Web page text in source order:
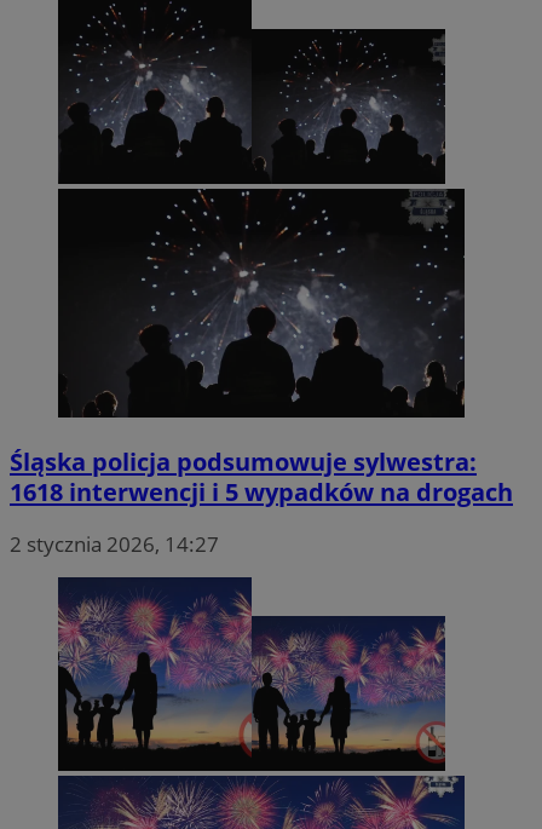
Śląska policja podsumowuje sylwestra:
1618 interwencji i 5 wypadków na drogach
2 stycznia 2026, 14:27